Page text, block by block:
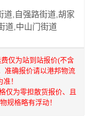
道,自强路街道,胡家
道,中山门街道
仅为站到站报价(不含
准确报价请以港邦物流
！
仅为零担散货报价、且
规格略有浮动！